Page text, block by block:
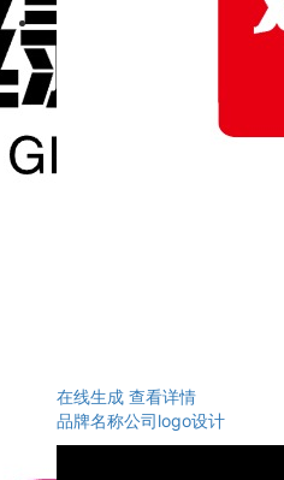
在线生成 查看详情
品牌名称公司logo设计